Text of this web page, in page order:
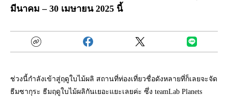
มีนาคม – 30 เมษายน 2025 นี้
ช่วงนี้กำลังเข้าสู่ฤดูใบไม้ผลิ สถานที่ท่องเที่ยวชื่อดังหลายที่ก็เลยจะจัด
ธีมซากุระ ธีมฤดูใบไม้ผลิกันเยอะแยะเลยค่ะ ซึ่ง teamLab Planets